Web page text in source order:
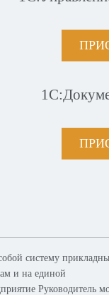
систему
и на единой
Руководитель